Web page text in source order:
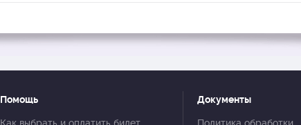
Помощь Документы